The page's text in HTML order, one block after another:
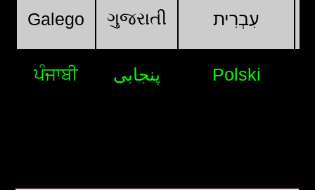
Galego ગુજરાતી עִבְרִית
ਪੰਜਾਬੀ پنجابی Polski